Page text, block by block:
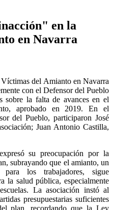
en la
en Navarra
del Amianto en Navarra
con el Defensor del Pueblo
sobre la falta de avances en el
aprobado en 2019. En el
del Pueblo, participaron José
Juan Antonio Castilla,
su preocupación por la
subrayando que el amianto, un
para los trabajadores, sigue
la salud pública, especialmente
La asociación instó al
presupuestarias suficientes